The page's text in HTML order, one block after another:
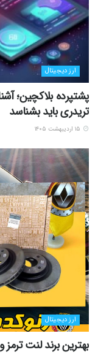
ارز دیجیتال
پشتپرده بلاکچین؛
تریدری باید بشناسد
ارز دیجیتال
بهترین برند لنت